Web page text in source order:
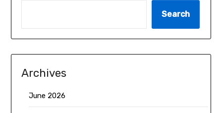
Search
Archives
June 2026